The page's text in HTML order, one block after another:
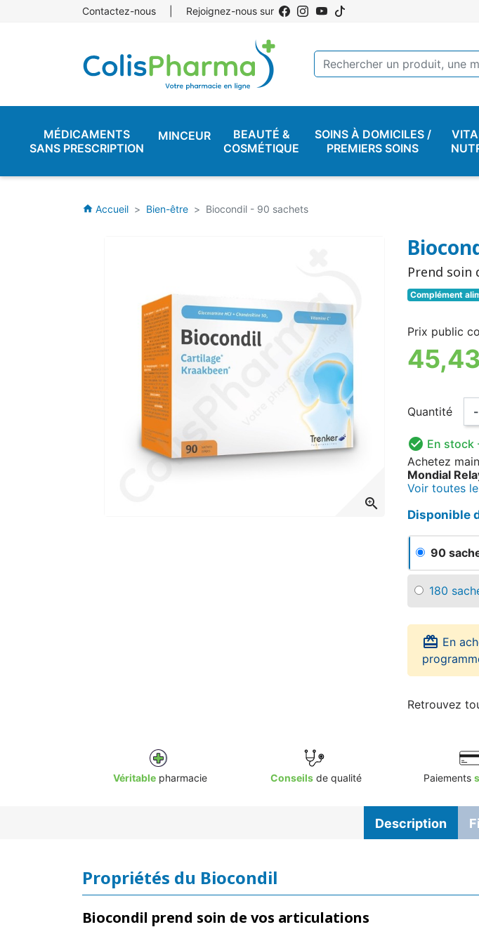
Contactez-nous Rejoignez-nous sur
MÉDICAMENTS
SANS PRESCRIPTION
MINCEUR
BEAUTÉ &
COSMÉTIQUE
SOINS À DOMICILES /
PREMIERS SOINS
home Accueil Bien-être Biocondil - 90 sachets
zoom_in
Prend soin
Complément
Prix public
Quantité -
 En stock
Achetez
Mondial
Voir toutes
Disponible
90
180
card_giftcard En
Retrouvez
Véritable pharmacie Conseils de qualité Paiements
Description
Propriétés du Biocondil
Biocondil prend soin de vos articulations